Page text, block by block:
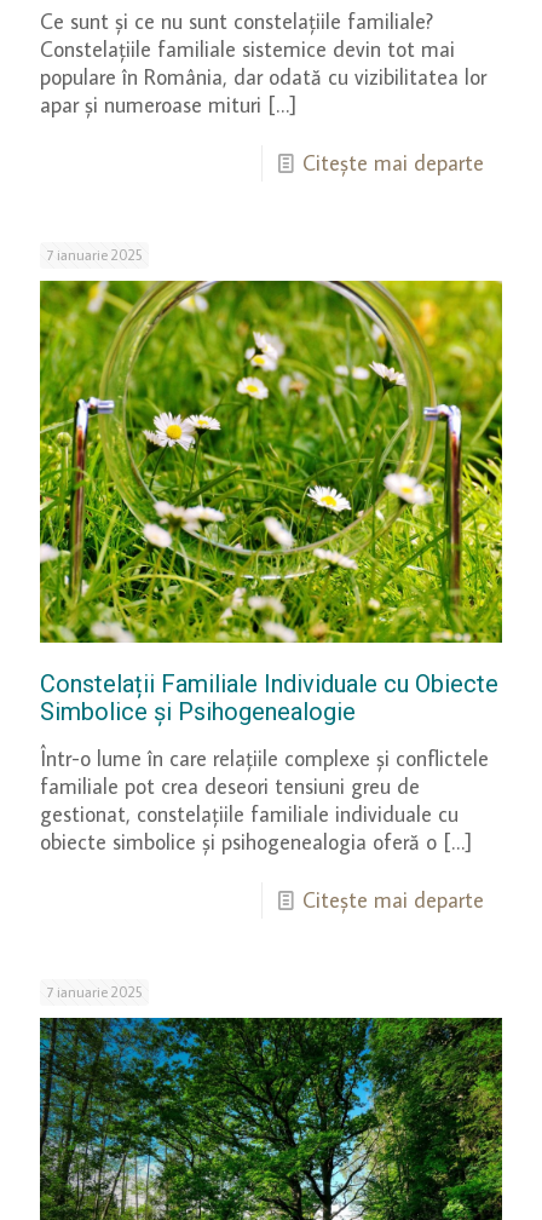
Ce sunt și ce nu sunt constelațiile familiale?
Constelațiile familiale sistemice devin tot mai
populare în România, dar odată cu vizibilitatea lor
apar și numeroase mituri […]
Citește mai departe
7 ianuarie 2025
Constelații Familiale Individuale cu Obiecte
Simbolice și Psihogenealogie
Într-o lume în care relațiile complexe și conflictele
familiale pot crea deseori tensiuni greu de
gestionat, constelațiile familiale individuale cu
obiecte simbolice și psihogenealogia oferă o […]
Citește mai departe
7 ianuarie 2025